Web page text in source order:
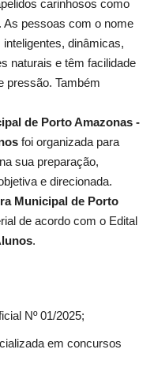
carinhosos como
As pessoas com o nome
dinâmicas,
naturais e têm facilidade
pressão. Também
de Porto Amazonas -
foi organizada para
sua preparação,
e direcionada.
Municipal de Porto
de acordo com o Edital
.
Nº 01/2025;
em concursos